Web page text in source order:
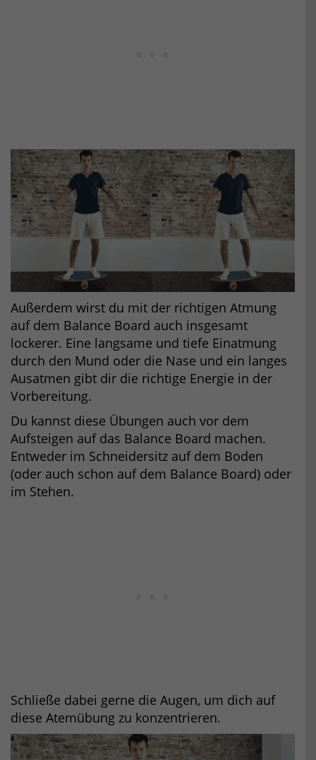
Außerdem wirst du mit der richtigen Atmung
auf dem Balance Board auch insgesamt
lockerer. Eine langsame und tiefe Einatmung
durch den Mund oder die Nase und ein langes
Ausatmen gibt dir die richtige Energie in der
Vorbereitung.
Du kannst diese Übungen auch vor dem
Aufsteigen auf das Balance Board machen.
Entweder im Schneidersitz auf dem Boden
(oder auch schon auf dem Balance Board) oder
im Stehen.
Schließe dabei gerne die Augen, um dich auf
diese Atemübung zu konzentrieren.